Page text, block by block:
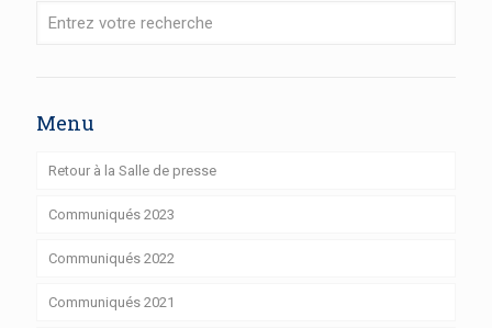
Menu
Retour à la Salle de presse
Communiqués 2023
Communiqués 2022
Communiqués 2021